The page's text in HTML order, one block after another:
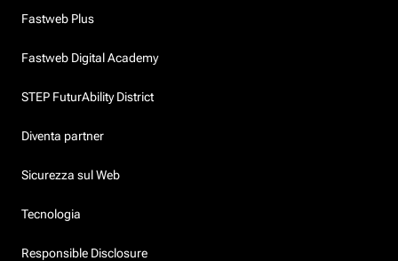
Fastweb Plus
Fastweb Digital Academy
STEP FuturAbility District
Diventa partner
Sicurezza sul Web
Tecnologia
Responsible Disclosure